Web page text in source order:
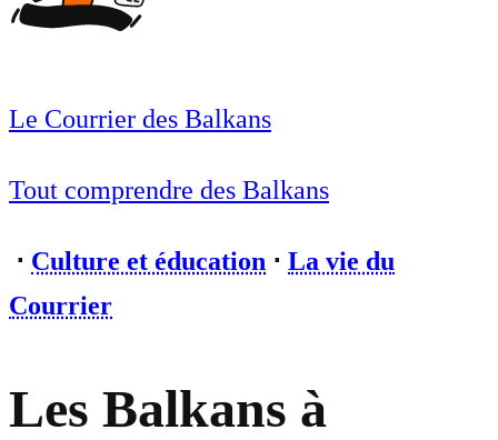
Le Courrier des Balkans
Tout comprendre des Balkans
⋅ Culture et éducation ⋅ La vie du
Courrier
Les Balkans à